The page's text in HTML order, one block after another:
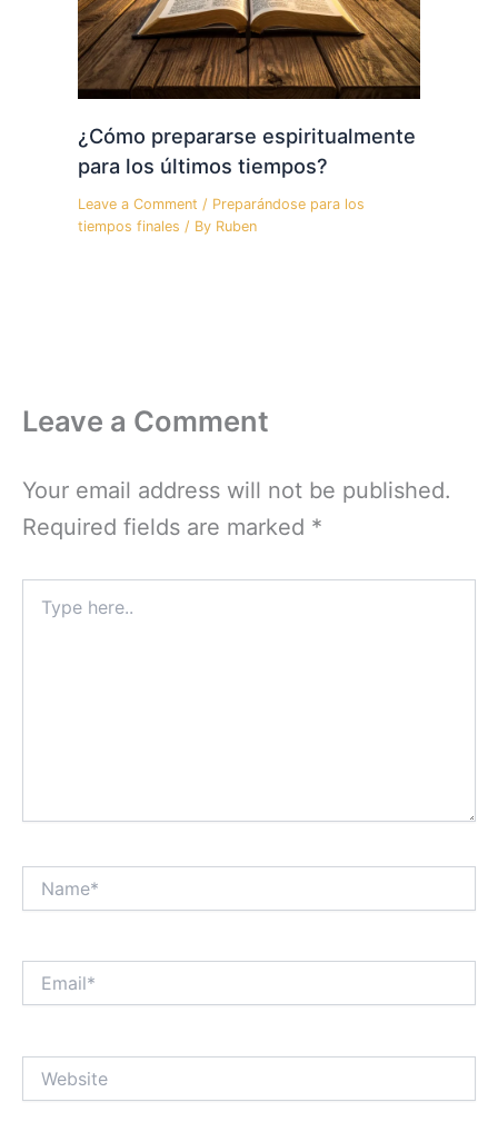
¿Cómo prepararse espiritualmente
para los últimos tiempos?
Leave a Comment / Preparándose para los
tiempos finales / By Ruben
Leave a Comment
Your email address will not be published.
Required fields are marked *
here..